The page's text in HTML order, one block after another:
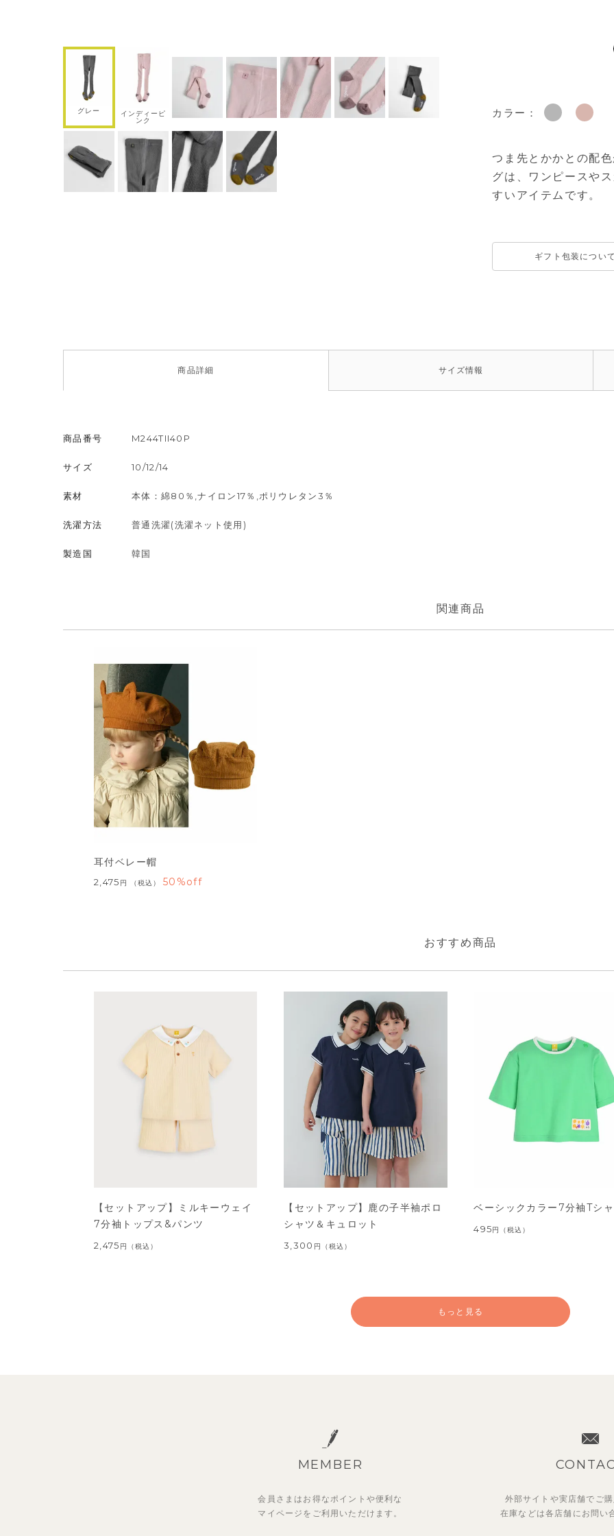
グレー インディーピ
ンク
カラー：
つま先とかかとの配
グは、ワンピースや
すいアイテムです。
ギフト包装について
商品詳細 サイズ情報
商品番号 M244TII40P
サイズ 10/12/14
素材 本体：綿80％,ナイロン17％,ポリウレタン3％
洗濯方法 普通洗濯(洗濯ネット使用)
製造国 韓国
耳付ベレー帽
2,475 税込 50%off
おすすめ商品
【セットアップ】ミルキーウェイ
7分袖トップス&パンツ
2,475 円 （税込）
【セットアップ】鹿の子半袖ポロ
シャツ＆キュロット
3,300 円 （税込）
ベーシックカラー7分袖Tシ
495円 （税込）
もっと見る
MEMBER
会員さまはお得なポイントや便利な
マイページを ご利用いただけます。
外部サイトや実店舗でご
在庫などは各店舗に お問い